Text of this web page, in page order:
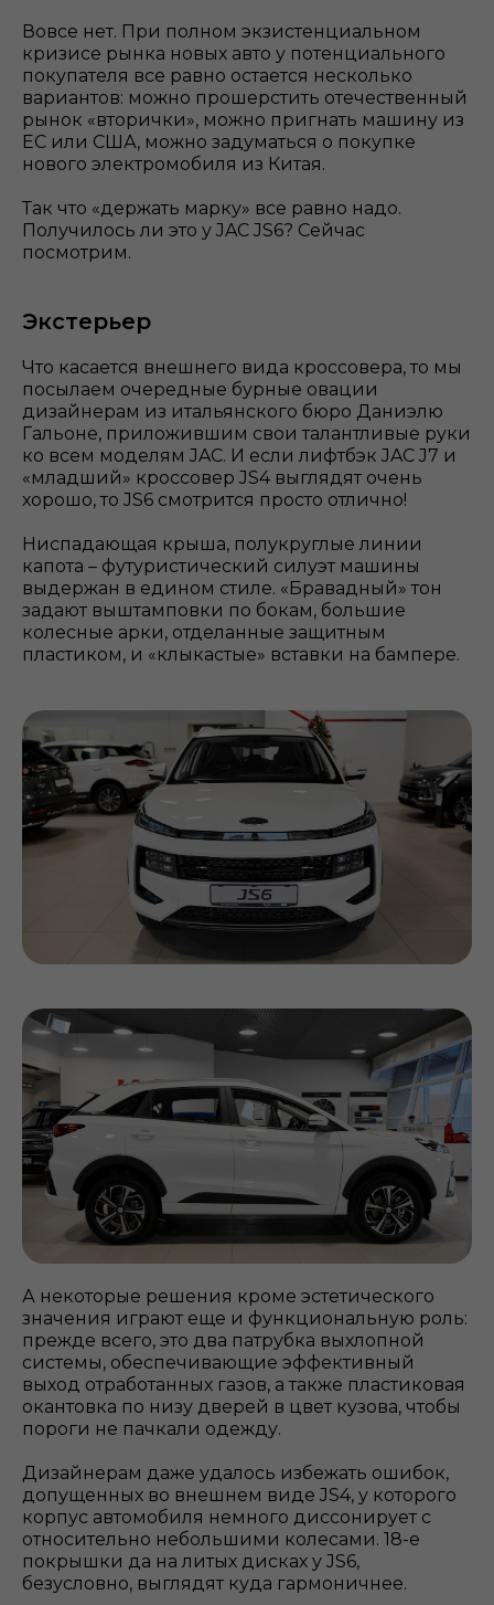
Вовсе нет. При полном экзистенциальном
кризисе рынка новых авто у потенциального
покупателя все равно остается несколько
вариантов: можно прошерстить отечественный
рынок «вторички», можно пригнать машину из
ЕС или США, можно задуматься о покупке
нового электромобиля из Китая.
Так что «держать марку» все равно надо.
Получилось ли это у JAC JS6? Сейчас
посмотрим.
Экстерьер
Что касается внешнего вида кроссовера, то мы
посылаем очередные бурные овации
дизайнерам из итальянского бюро Даниэлю
Гальоне, приложившим свои талантливые руки
ко всем моделям JAC. И если лифтбэк JAC J7 и
«младший» кроссовер JS4 выглядят очень
хорошо, то JS6 смотрится просто отлично!
Ниспадающая крыша, полукруглые линии
капота – футуристический силуэт машины
выдержан в едином стиле. «Бравадный» тон
задают выштамповки по бокам, большие
колесные арки, отделанные защитным
пластиком, и «клыкастые» вставки на бампере.
А некоторые решения кроме эстетического
значения играют еще и функциональную роль:
прежде всего, это два патрубка выхлопной
системы, обеспечивающие эффективный
выход отработанных газов, а также пластиковая
окантовка по низу дверей в цвет кузова, чтобы
пороги не пачкали одежду.
Дизайнерам даже удалось избежать ошибок,
допущенных во внешнем виде JS4, у которого
корпус автомобиля немного диссонирует с
относительно небольшими колесами. 18-е
покрышки да на литых дисках у JS6,
безусловно, выглядят куда гармоничнее.